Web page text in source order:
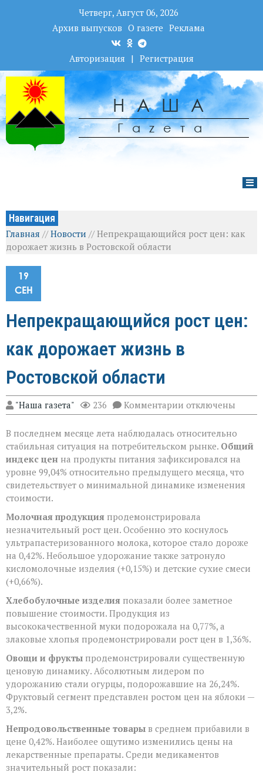
Четверг, Август 06, 2026
Архив выпусков О газете Реклама
Авторизация | Регистрация
НАША
Гаzета
Навигация
Главная //Новости //Непрекращающийся рост цен: как
дорожает жизнь в Ростовской области
19
СЕН
Непрекращающийся рост цен:
как дорожает жизнь в
Ростовской области
"Наша газета" 236 Комментарии к
записи
рост
цен:
как
дорожает
жизнь
в
отключены
В последнем месяце лета наблюдалась относительно
стабильная ситуация на потребительском рынке. Общий
индекс цен на продукты питания зафиксировался на
уровне 99,04% относительно предыдущего месяца, что
свидетельствует о минимальной динамике изменения
стоимости.
Молочная продукция продемонстрировала
незначительный рост цен. Особенно это коснулось
ультрапастеризованного молока, которое стало дороже
на 0,42%. Небольшое удорожание также затронуло
кисломолочные изделия (+0,15%) и детские сухие смеси
(+0,66%).
Хлебобулочные изделия показали более заметное
повышение стоимости. Продукция из
высококачественной муки подорожала на 0,77%, а
злаковые хлопья продемонстрировали рост цен в 1,36%.
Овощи и фрукты продемонстрировали существенную
ценовую динамику. Абсолютным лидером по
удорожанию стали огурцы, подорожавшие на 26,24%.
Фруктовый сегмент представлен ростом цен на яблоки —
3,2%.
Непродовольственные товары в среднем прибавили в
цене 0,42%. Наиболее ощутимо изменились цены на
лекарственные препараты. Среди медикаментов
значительный рост показали: